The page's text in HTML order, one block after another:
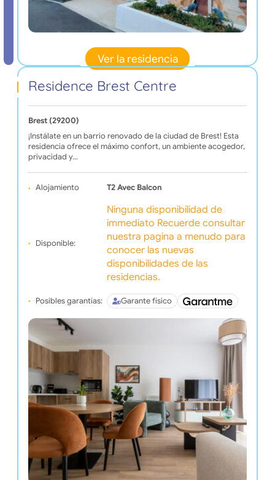
Ver la residencia
Residence Brest Centre
Brest (29200)
¡Instálate en un barrio renovado de la ciudad de Brest! Esta
residencia ofrece el máximo confort, un ambiente acogedor,
privacidad y…
Alojamiento T2 Avec Balcon
Disponible:
Ninguna disponibilidad de
immediato Recuerde consultar
nuestra pagina a menudo para
conocer las nuevas
disponibilidades de las
residencias.
Posibles garantías: Garante físico